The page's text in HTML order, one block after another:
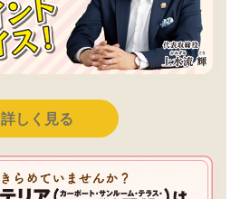
詳しく見る